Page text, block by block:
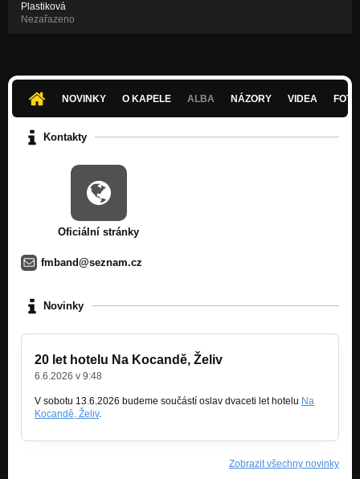
Plastiková
Nezařazeno
NOVINKY O KAPELE ALBA NÁZORY VIDEA
Kontakty
Oficiální stránky
fmband@seznam.cz
Novinky
20 let hotelu Na Kocandě, Želiv
6.6.2026 v 9:48
V sobotu 13.6.2026 budeme součástí oslav dvaceti let hotelu Na
Kocandě, Želiv.
Zobrazit všechny novinky